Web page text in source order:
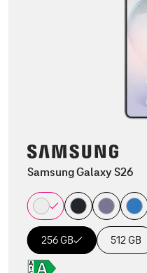
Samsung Galaxy S26
256 GB 512 GB